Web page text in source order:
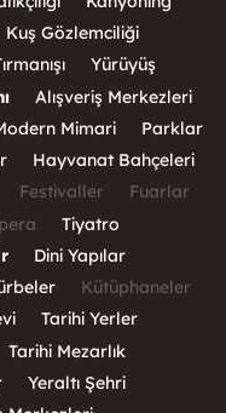
Kuş Gözlemciliği
Yürüyüş
Alışveriş Merkezleri
Mimari
Parklar
Hayvanat Bahçeleri
Festivaller
Fuarlar
Tiyatro
Dini Yapılar
Kütüphaneler
Tarihi Yerler
Tarihi Mezarlık
Yeraltı Şehri